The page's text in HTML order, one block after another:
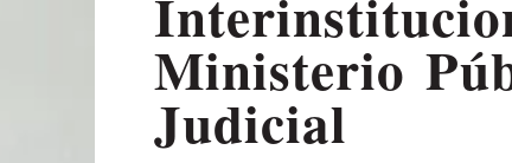
Ministerio
Judicial